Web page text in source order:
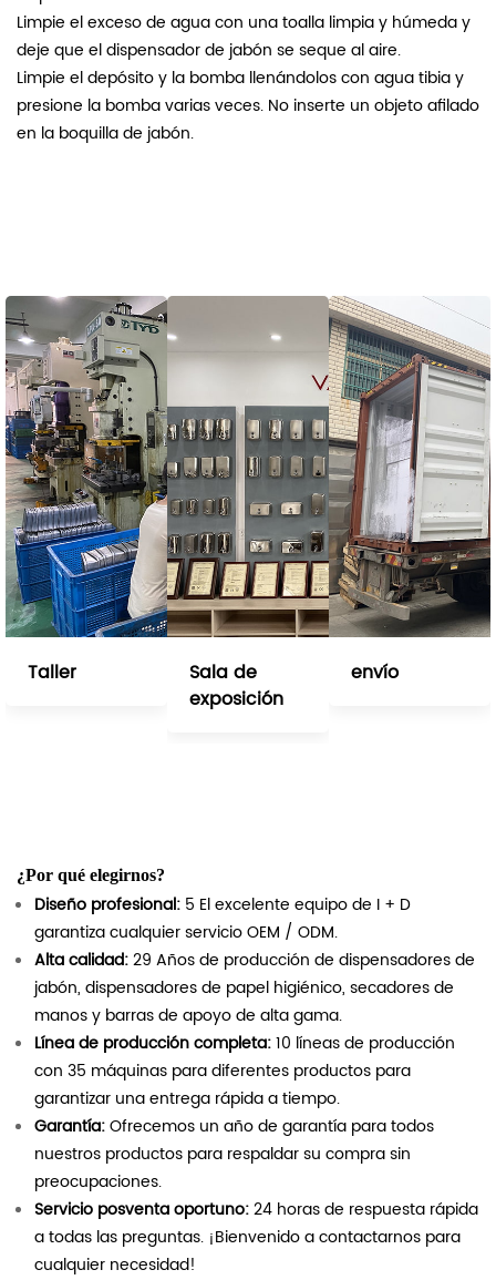
Limpie el exceso de agua con una toalla limpia y húmeda y
deje que el dispensador de jabón se seque al aire.
Limpie el depósito y la bomba llenándolos con agua tibia y
presione la bomba varias veces. No inserte un objeto afilado
en la boquilla de jabón.
Taller
Sala de
exposición
envío
¿Por qué elegirnos?
Diseño profesional: 5 El excelente equipo de I + D
garantiza cualquier servicio OEM / ODM.
Alta calidad:29 Años de producción de dispensadores de
jabón, dispensadores de papel higiénico, secadores de
manos y barras de apoyo de alta gama.
Línea de producción completa:10 líneas de producción
con 35 máquinas para diferentes productos para
garantizar una entrega rápida a tiempo.
Garantía:Ofrecemos un año de garantía para todos
nuestros productos para respaldar su compra sin
preocupaciones.
Servicio posventa oportuno:24 horas de respuesta rápida
a todas las preguntas. ¡Bienvenido a contactarnos para
cualquier necesidad!